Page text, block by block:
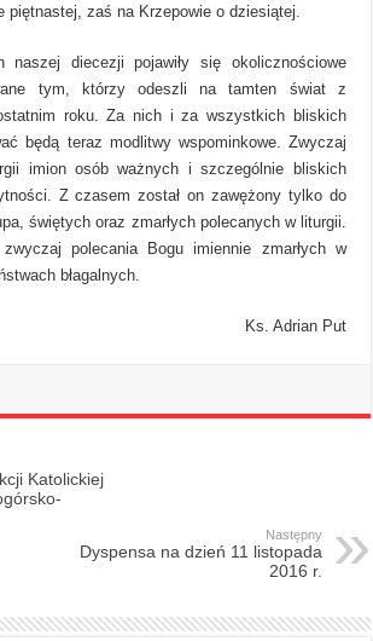
piętnastej, zaś na Krzepowie o dziesiątej.
naszej diecezji pojawiły się okolicznościowe
tym, którzy odeszli na tamten świat z
roku. Za nich i za wszystkich bliskich
będą teraz modlitwy wspominkowe. Zwyczaj
imion osób ważnych i szczególnie bliskich
Z czasem został on zawężony tylko do
świętych oraz zmarłych polecanych w liturgii.
polecania Bogu imiennie zmarłych w
błagalnych.
Ks. Adrian Put
Katolickiej
Następny
Dyspensa na dzień 11 listopada
2016 r.